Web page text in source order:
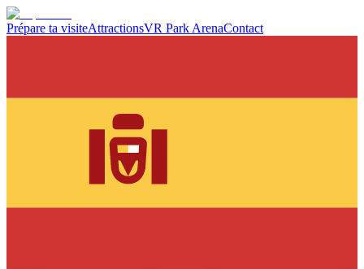
Prépare ta visiteAttractionsVR Park ArenaContact